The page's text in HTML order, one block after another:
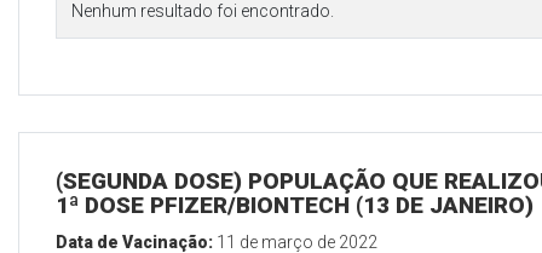
Nenhum resultado foi encontrado.
(SEGUNDA DOSE) POPULAÇÃO QUE
1ª DOSE PFIZER/BIONTECH (13 DE JANEIRO)
Data de Vacinação: 11 de março de 2022